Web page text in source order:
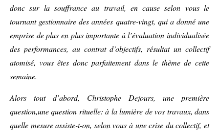
donc sur la souffrance au travail, en cause selon vous le
tournant gestionnaire des années quatre-vingt, qui a donné une
emprise de plus en plus importante à l’évaluation individualisée
des performances, au contrat d’objectifs, résultat un collectif
atomisé, vous êtes donc parfaitement dans le thème de cette
semaine.
Alors tout d’abord, Christophe Dejours, une première
question,une question rituelle: à la lumière de vos travaux, dans
quelle mesure assiste-t-on, selon vous à une crise du collectif, et